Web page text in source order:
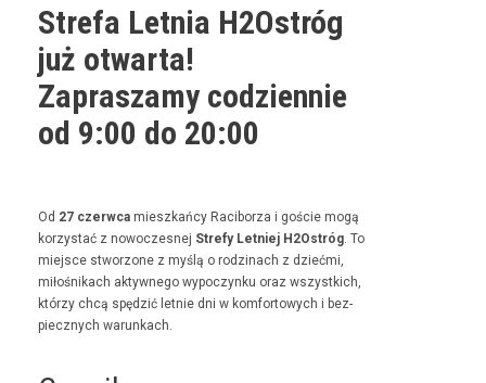
Strefa Letnia H2Ostróg
już otwarta!
Zapraszamy codziennie
od 9:00 do 20:00
Od 27 czer­w­ca mieszkań­cy Raci­borza i goś­cie mogą
korzys­tać z nowoczes­nej Stre­fy Let­niej H2Ostróg. To
miejsce stwor­zone z myślą o rodz­i­nach z dzieć­mi,
miłośnikach akty­wnego wypoczynku oraz wszys­t­kich,
którzy chcą spędz­ić let­nie dni w kom­for­towych i bez­
piecznych warunkach.